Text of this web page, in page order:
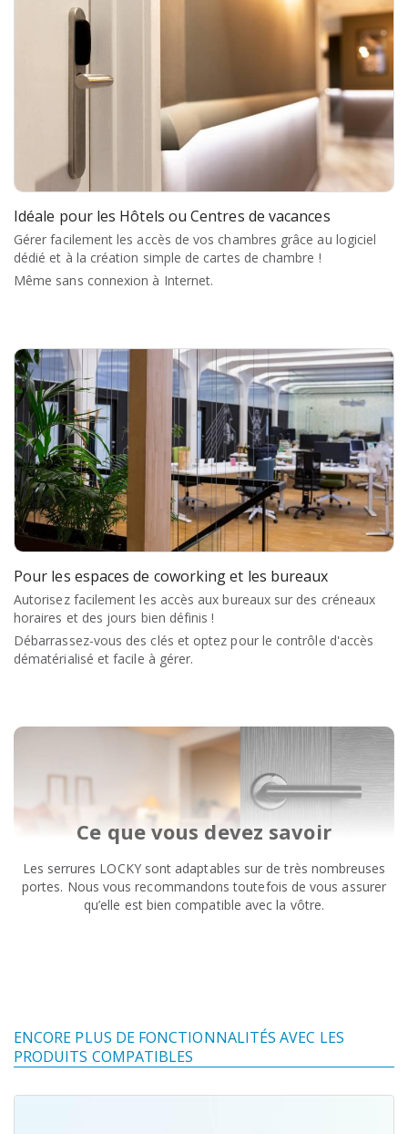
Idéale pour les Hôtels ou Centres de vacances
Gérer facilement les accès de vos chambres grâce au logiciel
dédié et à la création simple de cartes de chambre !
Même sans connexion à Internet.
Pour les espaces de coworking et les bureaux
Autorisez facilement les accès aux bureaux sur des créneaux
horaires et des jours bien définis !
Débarrassez-vous des clés et optez pour le contrôle d'accès
dématérialisé et facile à gérer.
Ce que vous devez savoir
Les serrures LOCKY sont adaptables sur de très nombreuses
portes. Nous vous recommandons toutefois de vous assurer
qu’elle est bien compatible avec la vôtre.
ENCORE PLUS DE FONCTIONNALITÉS AVEC LES
PRODUITS COMPATIBLES